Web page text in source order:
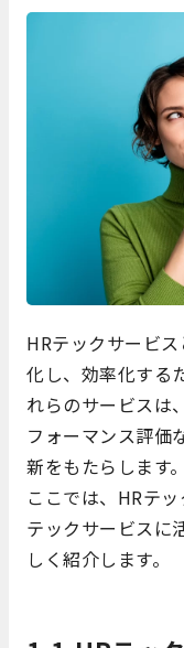
HRテックサービ
化し、効率化する
れらのサービスは
フォーマンス評価
新をもたらします。
ここでは、HRテ
テックサービスに
しく紹介します。